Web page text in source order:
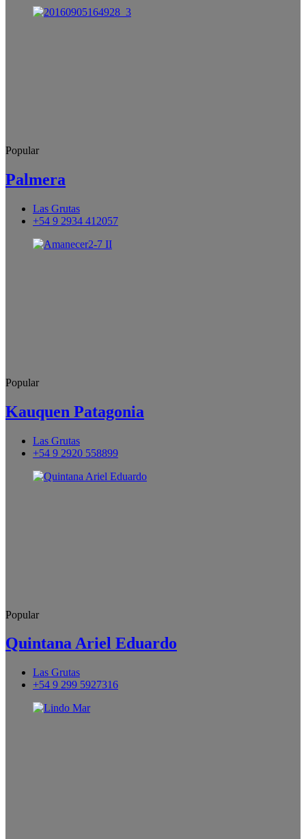
Popular
Palmera
Las Grutas
+54 9 2934 412057
Popular
Kauquen Patagonia
Las Grutas
+54 9 2920 558899
Popular
Quintana Ariel Eduardo
Las Grutas
+54 9 299 5927316